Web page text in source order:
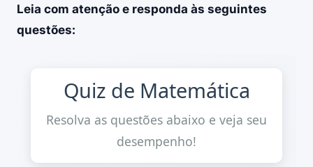
Leia com atenção e responda às seguintes
questões:
Quiz de Matemática
Resolva as questões abaixo e veja seu
desempenho!